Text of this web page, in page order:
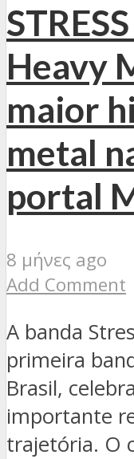
Heavy
maior
metal
portal
8 μήνες ago
Add Comment
A banda
primeira
Brasil,
importante
trajetória. O